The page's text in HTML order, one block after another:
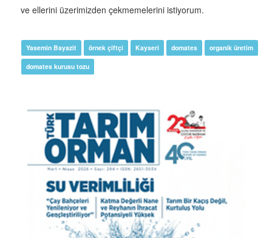
ve ellerini üzerimizden çekmemelerini istiyorum.
Yasemin Bayazit örnek çiftçi Kayseri domates organik üretim
domates kurusu tozu